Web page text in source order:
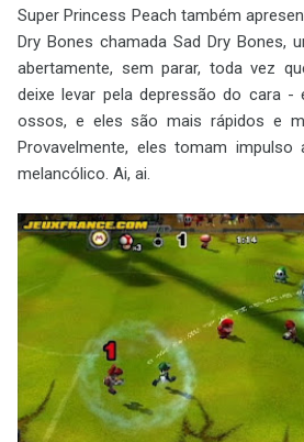
Super Princess Peach também
Dry Bones chamada Sad Dry Bones,
abertamente, sem parar, toda vez
deixe levar pela depressão do cara -
ossos, e eles são mais rápidos e
Provavelmente, eles tomam
melancólico. Ai, ai.